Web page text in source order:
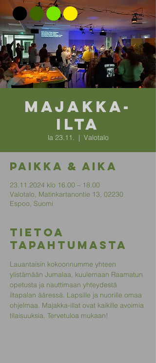
Majakka-
ilta
la 23.11.
  |
Valotalo
Paikka & aika
23.11.2024 klo 16.00 – 18.00
Valotalo, Matinkartanontie 13, 02230
Espoo, Suomi
Tietoa
tapahtumasta
Lauantaisin kokoonnumme yhteen
ylistämään Jumalaa, kuulemaan Raamatun
opetusta ja nauttimaan yhteydestä
iltapalan ääressä. Lapsille ja nuorille omaa
ohjelmaa. Majakka-illat ovat kaikille avoimia
tilaisuuksia. Tervetuloa mukaan!